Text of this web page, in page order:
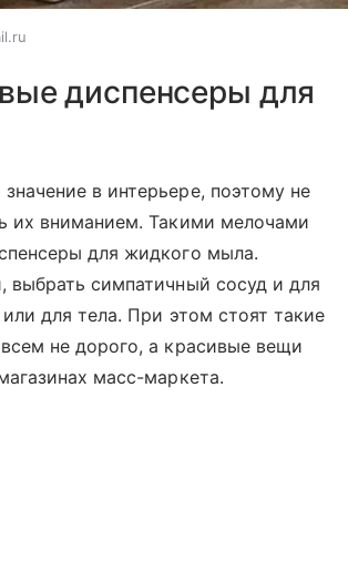
диспенсеры для
в интерьере, поэтому не
их вниманием. Такими мелочами
для жидкого мыла.
выбрать симпатичный сосуд и для
для тела. При этом стоят такие
не дорого, а красивые вещи
масс-маркета.